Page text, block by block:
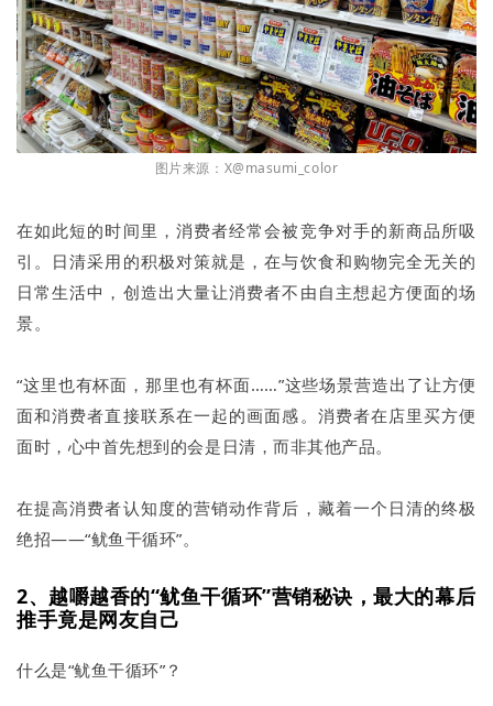
图片来源：X@masumi_color
在如此短的时间里，消费者经常会被竞争对手的新商品所吸
引。日清采用的积极对策就是，在与饮食和购物完全无关的
日常生活中，创造出大量让消费者不由自主想起方便面的场
景。
“这里也有杯面，那里也有杯面……”这些场景营造出了让方便
面和消费者直接联系在一起的画面感。消费者在店里买方便
面时，心中首先想到的会是日清，而非其他产品。
在提高消费者认知度的营销动作背后，藏着一个日清的终极
绝招——“鱿鱼干循环”。
2、越嚼越香的“鱿鱼干循环”营销秘诀，最大的幕后
推手竟是网友自己
什么是“鱿鱼干循环”？